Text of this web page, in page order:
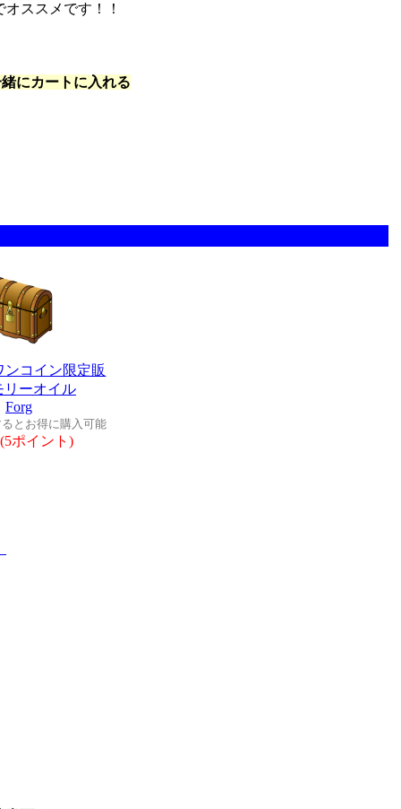
ススメです！！
緒にカートに入れる
ンコイン限定販
リーオイル
Forg
とお得に購入可能
(5ポイント)